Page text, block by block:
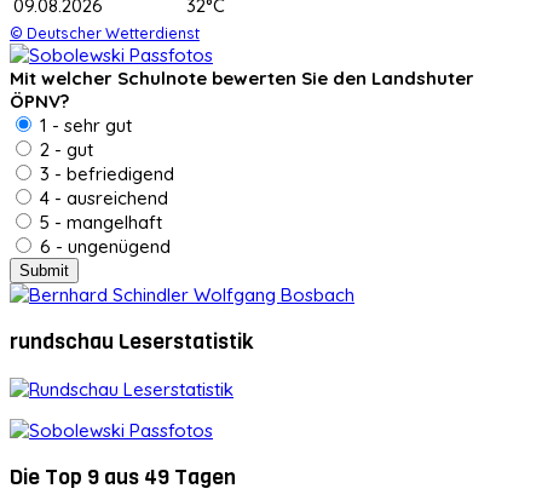
09.08.2026
32°C
© Deutscher Wetterdienst
Mit welcher Schulnote bewerten Sie den Landshuter
ÖPNV?
1 - sehr gut
2 - gut
3 - befriedigend
4 - ausreichend
5 - mangelhaft
6 - ungenügend
rundschau Leserstatistik
Die Top 9 aus 49 Tagen